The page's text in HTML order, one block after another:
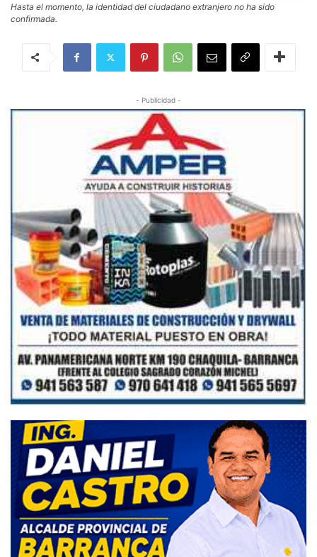
Hasta el momento, la identidad del ciudadano extranjero no ha sido
confirmada.
- Publicidad -